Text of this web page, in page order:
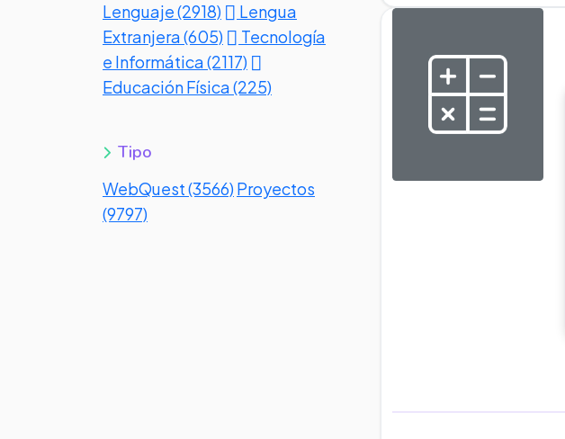
Lenguaje (2918)
Lengua
Extranjera (605)
Tecnología
e Informática (2117)
Educación Física (225)
Tipo
WebQuest (3566) Proyectos
(9797)